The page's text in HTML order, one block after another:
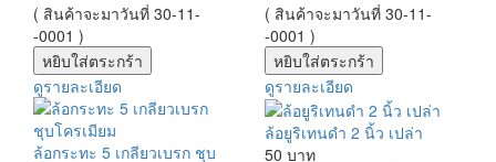
( สินค้าจะมาวันที่ 30-11-
-0001 )
( สินค้าจะมาวันที่ 30-11-
-0001 )
ดูรายละเอียด
ล้อกระทะ 5 เกลียวเบรก ชุบ
ดูรายละเอียด
ล้อยูริเทนดำ 2 นิ้ว เปล่า
50 บาท